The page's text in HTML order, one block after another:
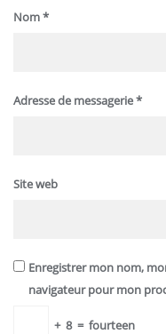
Nom*
Adresse de messagerie*
Site web
Enregistrer mon nom,
navigateur pour mon
+ 8 = fourteen